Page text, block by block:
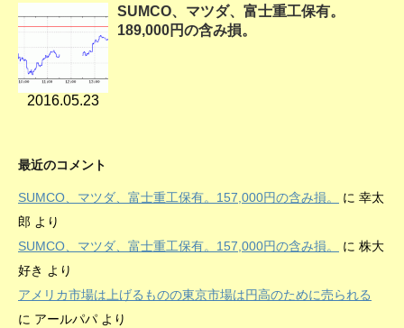
2016.05.23
SUMCO、マツダ、富士重工保有。
189,000円の含み損。
最近のコメント
SUMCO、マツダ、富士重工保有。157,000円の含み損。 に 幸太
郎 より
SUMCO、マツダ、富士重工保有。157,000円の含み損。
に 株大
好き より
アメリカ市場は上げるものの東京市場は円高のために売られる
に アールパパ より